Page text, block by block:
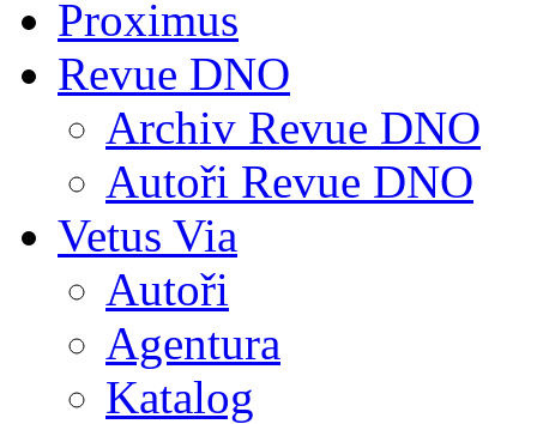
Proximus
Revue DNO
Archiv Revue DNO
Autoři Revue DNO
Vetus Via
Autoři
Agentura
Katalog